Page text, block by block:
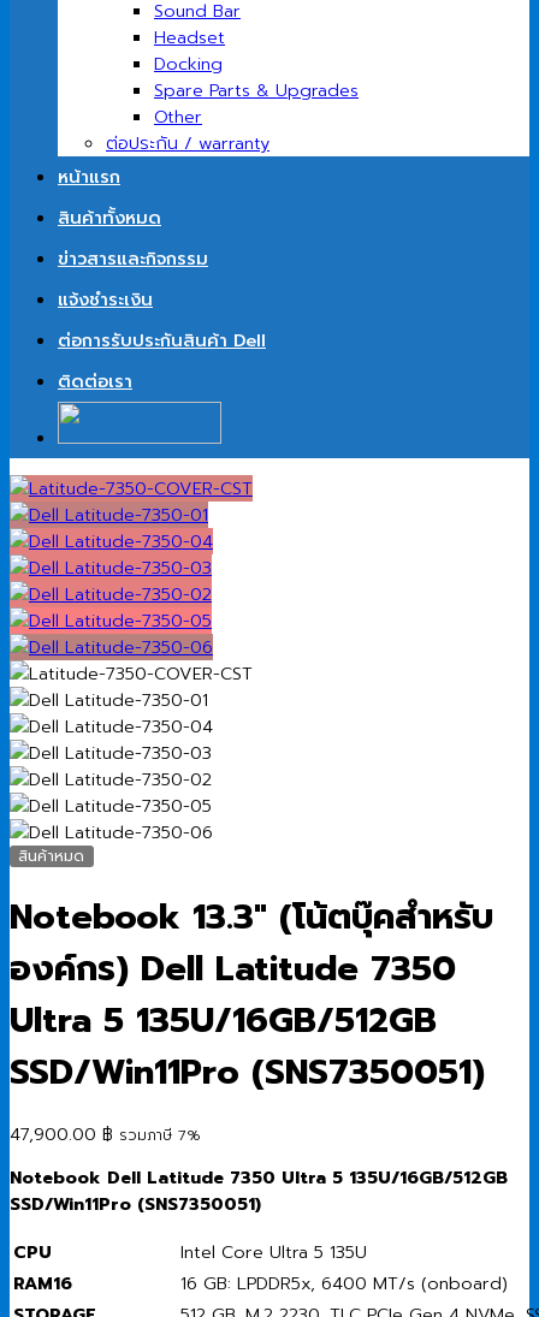
Sound Bar
Headset
Docking
Spare Parts & Upgrades
Other
ต่อประกัน / warranty
หน้าแรก
สินค้าทั้งหมด
ข่าวสารและกิจกรรม
แจ้งชำระเงิน
ต่อการรับประกันสินค้า Dell
ติดต่อเรา
สินค้าหมด
Notebook 13.3″ (โน้ตบุ๊คสำหรับ
องค์กร) Dell Latitude 7350
Ultra 5 135U/16GB/512GB
SSD/Win11Pro (SNS7350051)
47,900.00 ฿ รวมภาษี 7%
Notebook Dell Latitude 7350 Ultra 5 135U/16GB/512GB
SSD/Win11Pro (SNS7350051)
CPU
Intel Core Ultra 5 135U
RAM16
16 GB: LPDDR5x, 6400 MT/s (onboard)